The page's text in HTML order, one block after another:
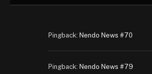
Pingback: Nendo News #70
Pingback: Nendo News #79